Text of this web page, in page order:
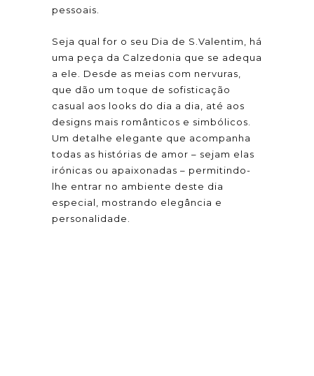
pessoais.
Seja qual for o seu Dia de S.Valentim, há
uma peça da Calzedonia que se adequa
a ele. Desde as meias com nervuras,
que dão um toque de sofisticação
casual aos looks do dia a dia, até aos
designs mais românticos e simbólicos.
Um detalhe elegante que acompanha
todas as histórias de amor – sejam elas
irónicas ou apaixonadas – permitindo-
lhe entrar no ambiente deste dia
especial, mostrando elegância e
personalidade.